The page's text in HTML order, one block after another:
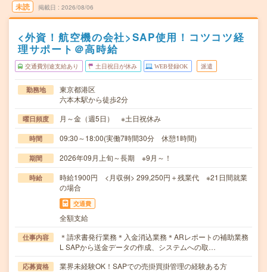
未読 掲載日 2026/08/06
<外資！航空機の会社>SAP使用！コツコツ経
理サポート＠高時給
交通費別途支給あり 土日祝日が休み WEB登録OK 派遣
勤務地
東京都港区
六本木駅から徒歩2分
曜日頻度 月～金（週5日） ※土日祝休み
時間 09:30～18:00(実働7時間30分 休憩1時間)
期間 2026年09月上旬～長期 ※9月～！
時給
時給1900円 <月収例> 299,250円＋残業代 ※21日間就業
の場合
交通費
全額支給
仕事内容
＊請求書発行業務＊入金消込業務＊ARレポートの補助業務
L SAPから送金データの作成、システムへの取…
応募資格 業界未経験OK！SAPでの売掛買掛管理の経験ある方